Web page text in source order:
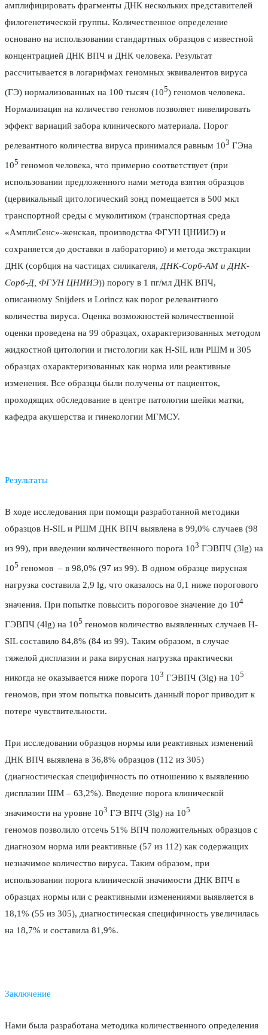
амплифицировать фрагменты ДНК нескольких представителей
филогенетической группы. Количественное определение
основано на использовании стандартных образцов с известной
концентрацией ДНК ВПЧ и ДНК человека. Результат
рассчитывается в логарифмах геномных эквивалентов вируса
(ГЭ) нормализованных на 100 тысяч (105) геномов человека.
Нормализация на количество геномов позволяет нивелировать
эффект вариаций забора клинического материала. Порог
релевантного количества вируса принимался равным 103 ГЭна
105 геномов человека, что примерно соответствует (при
использовании предложенного нами метода взятия образцов
(цервикальный цитологический зонд помещается в 500 мкл
транспортной среды с муколитиком (транспортная среда
«АмплиСенс»-женская, производства ФГУН ЦНИИЭ) и
сохраняется до доставки в лабораторию) и метода экстракции
ДНК (сорбция на частицах силикагеля,ДНК-Сорб-АМ и ДНК-
Сорб-Д, ФГУН ЦНИИЭ)) порогу в 1 пг/мл ДНК ВПЧ,
описанному Snijders и Lorincz как порог релевантного
количества вируса. Оценка возможностей количественной
оценки проведена на 99 образцах, охарактеризованных методом
жидкостной цитологии и гистологии как H-SIL или РШМ и 305
образцах охарактеризованных как норма или реактивные
изменения. Все образцы были получены от пациенток,
проходящих обследование в центре патологии шейки матки,
кафедра акушерства и гинекологии МГМСУ.
Результаты
В ходе исследования при помощи разработанной методики
образцов H-SIL и РШМ ДНК ВПЧ выявлена в 99,0% случаев (98
из 99), при введении количественного порога 103 ГЭВПЧ (3lg) на
105 геномов – в 98,0% (97 из 99). В одном образце вирусная
нагрузка составила 2,9 lg, что оказалось на 0,1 ниже порогового
значения. При попытке повысить пороговое значение до 104
ГЭВПЧ (4lg) на 105 геномов количество выявленных случаев H-
SIL составило 84,8% (84 из 99). Таким образом, в случае
тяжелой дисплазии и рака вирусная нагрузка практически
никогда не оказывается ниже порога 103 ГЭВПЧ (3lg) на 105
геномов, при этом попытка повысить данный порог приводит к
потере чувствительности.
При исследовании образцов нормы или реактивных изменений
ДНК ВПЧ выявлена в 36,8% образцов (112 из 305)
(диагностическая специфичность по отношению к выявлению
дисплазии ШМ ­– 63,2%). Введение порога клинической
значимости на уровне 103 ГЭ ВПЧ (3lg) на 105
геномов позволило отсечь 51% ВПЧ положительных образцов с
диагнозом норма или реактивные (57 из 112) как содержащих
незначимое количество вируса. Таким образом, при
использовании порога клинической значимости ДНК ВПЧ в
образцах нормы или с реактивными изменениями выявляется в
18,1% (55 из 305), диагностическая специфичность увеличилась
на 18,7% и составила 81,9%.
Заключение
Нами была разработана методика количественного определения